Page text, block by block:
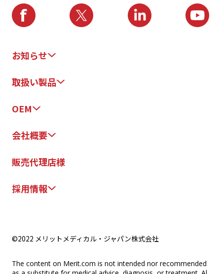
お知らせ
取扱い製品
OEM
会社概要
販売代理店様
採用情報
©2022 メリットメディカル・ジャパン株式会社
The content on Merit.com is not intended nor recommended